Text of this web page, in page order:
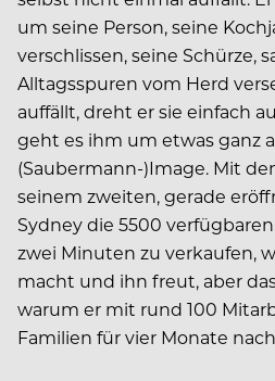
um seine Person, seine
verschlissen, seine Schürze,
Alltagsspuren vom Herd
auffällt, dreht er sie einfach
geht es ihm um etwas ganz
(Saubermann-)Image. Mit
seinem zweiten, gerade
Sydney die 5500
zwei Minuten zu verkaufen,
macht und ihn freut, aber
warum er mit rund 100
Familien für vier Monate